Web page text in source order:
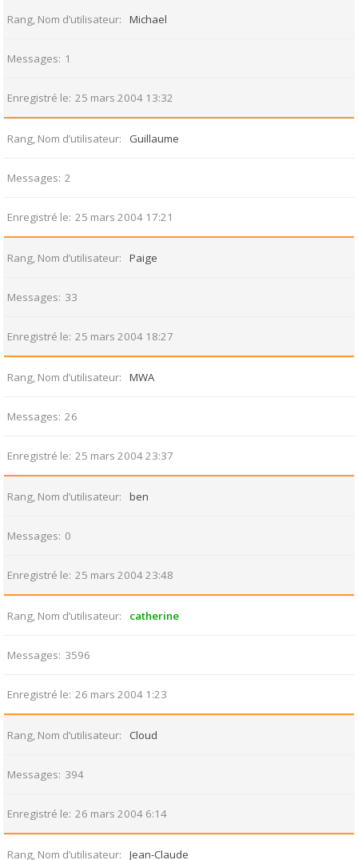
Rang, Nom d’utilisateur Michael
Messages 1
Enregistré le 25 mars 2004 13:32
Rang, Nom d’utilisateur Guillaume
Messages 2
Enregistré le 25 mars 2004 17:21
Rang, Nom d’utilisateur Paige
Messages 33
Enregistré le 25 mars 2004 18:27
Rang, Nom d’utilisateur MWA
Messages 26
Enregistré le 25 mars 2004 23:37
Rang, Nom d’utilisateur ben
Messages 0
Enregistré le 25 mars 2004 23:48
Rang, Nom d’utilisateur catherine
Messages 3596
Enregistré le 26 mars 2004 1:23
Rang, Nom d’utilisateur Cloud
Messages 394
Enregistré le 26 mars 2004 6:14
Rang, Nom d’utilisateur Jean-Claude